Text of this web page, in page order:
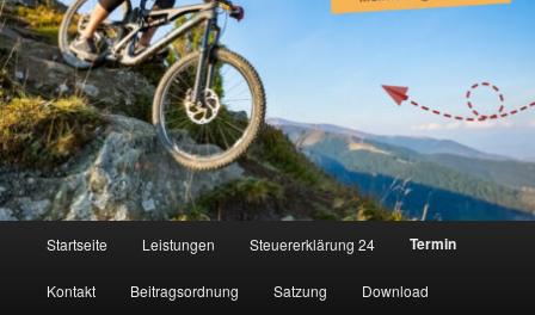
Startseite Leistungen Steuererklärung 24 Termin
Kontakt Beitragsordnung Satzung Download